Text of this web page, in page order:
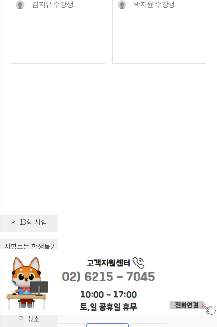
김지유 수강생 박지윤 수강생
제 13회 시험
시험보는 학생들2
시험보는 학생들3
실습 교육
귀 청소